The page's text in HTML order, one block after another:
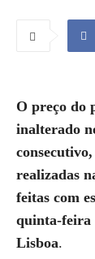
O preço do
inalterado
realizadas
feitas com
quinta-feira
Lisboa.